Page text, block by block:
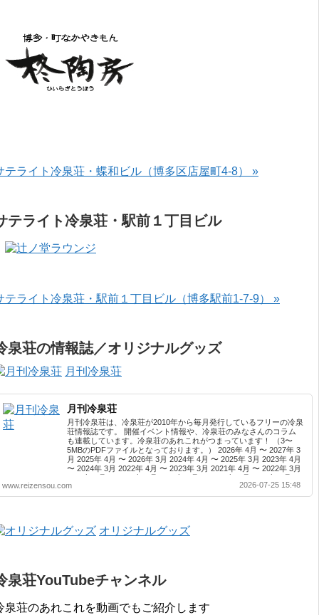
テライト冷泉荘・蝶和ビル（博多区店屋町4-8） »
テライト冷泉荘・駅前１丁目ビル
テライト冷泉荘・駅前１丁目ビル（博多駅前1-7-9） »
泉荘の情報誌／オリジナルグッズ
月刊冷泉荘
月刊冷泉荘
月刊冷泉荘は、冷泉荘が2010年から毎月発行しているフリーの冷泉
荘情報誌です。 開催イベント情報や、冷泉荘のみなさんのコラム
も連載しています。冷泉荘のあれこれがつまっています！ （3〜
5MBのPDFファイルとなっております。） 2026年 4月 〜 2027年 3
月 2025年 4月 〜 2026年 3月 2024年 4月 〜 2025年 3月 2023年 4月
〜 2024年 3月 2022年 4月 〜 2023年 3月 2021年 4月 〜 2022年 3月
2020年 4月 〜 2021年 3月 2019年 4月 〜 2020年 3月 2018年 4月 〜
2019年 3月 2017年 4月 〜 2018年 3月 2016年 4月 〜 2017年 3月
2015年 4月 〜 2016年 3月 2014年 4月 〜 2015年 3月 2013...
www.reizensou.com 2026-07-25 15:48
オリジナルグッズ
泉荘YouTubeチャンネル
泉荘のあれこれを動画でもご紹介します